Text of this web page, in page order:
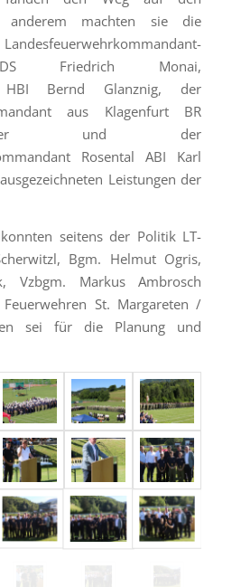
anderem machten sie die
Friedrich Monai,
HBI Bernd Glanznig, der
aus Klagenfurt BR
und der
Rosental ABI Karl
Leistungen der
seitens der Politik LT-
Bgm. Helmut Ogris,
Vzbgm. Markus Ambrosch
St. Margareten /
sei für die Planung und